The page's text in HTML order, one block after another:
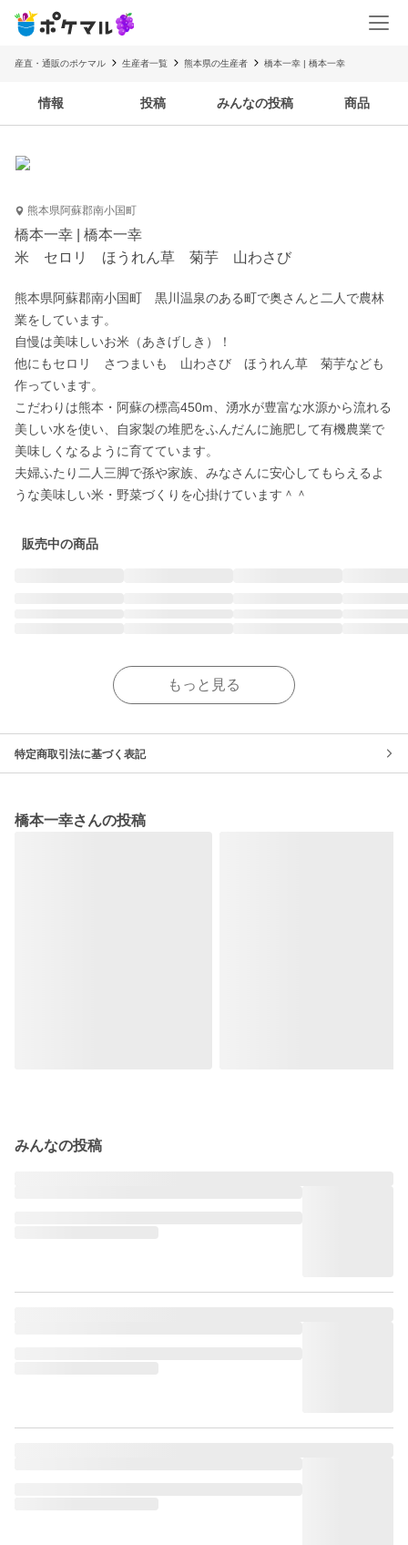
産直・通販のポケマル 生産者一覧 熊本県の生産者 橋本一幸 | 橋本一幸
情報 投稿 みんなの投稿 商品
熊本県阿蘇郡南小国町
橋本一幸 | 橋本一幸
米 セロリ ほうれん草 菊芋 山わさび
熊本県阿蘇郡南小国町　黒川温泉のある町で奥さんと二人で農林
業をしています。
自慢は美味しいお米（あきげしき）！
他にもセロリ　さつまいも　山わさび　ほうれん草　菊芋なども
作っています。
こだわりは熊本・阿蘇の標高450m、湧水が豊富な水源から流れる
美しい水を使い、自家製の堆肥をふんだんに施肥して有機農業で
美味しくなるように育てています。
夫婦ふたり二人三脚で孫や家族、みなさんに安心してもらえるよ
うな美味しい米・野菜づくりを心掛けています＾＾
販売中の商品
もっと見る
特定商取引法に基づく表記
橋本一幸さんの投稿
みんなの投稿